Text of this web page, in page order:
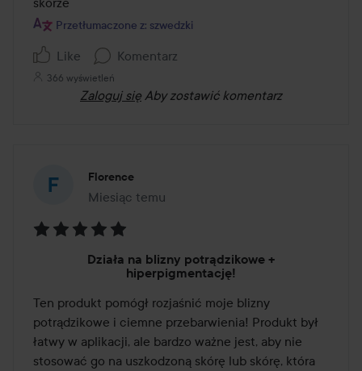
Przetłumaczone z: szwedzki
Like Komentarz
366 wyświetleń
Zaloguj się Aby zostawić komentarz
Florence
Miesiąc temu
Post został utworzony Miesiąc temu
5
Działa na blizny potrądzikowe +
hiperpigmentację!
Ten produkt pomógł rozjaśnić moje blizny
potrądzikowe i ciemne przebarwienia! Produkt był
łatwy w aplikacji, ale bardzo ważne jest, aby nie
stosować go na uszkodzoną skórę lub skórę, która